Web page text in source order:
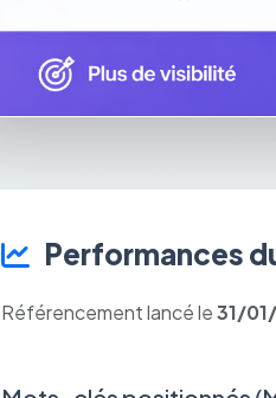
Performances
Référencement lancé le31/